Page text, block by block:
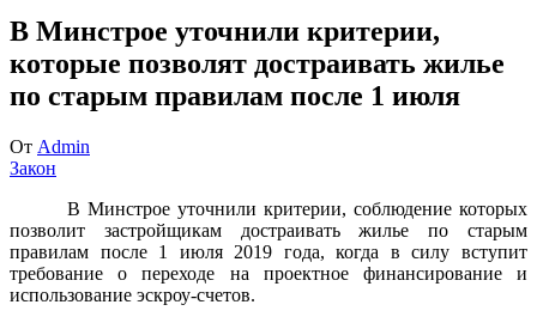
В Минстрое уточнили критерии,
которые позволят достраивать жилье
по старым правилам после 1 июля
От Admin
Закон
В Минстрое уточнили критерии, соблюдение которых
позволит застройщикам достраивать жилье по старым
правилам после 1 июля 2019 года, когда в силу вступит
требование о переходе на проектное финансирование и
использование эскроу-счетов.